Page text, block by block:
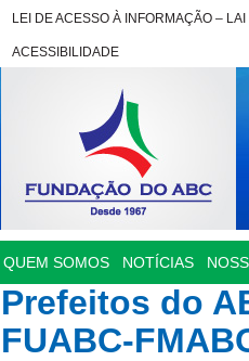
LEI DE ACESSO À INFORMAÇÃO – LAI
ACESSIBILIDADE
QUEM SOMOS NOTÍCIAS
Prefeitos do
FUABC-